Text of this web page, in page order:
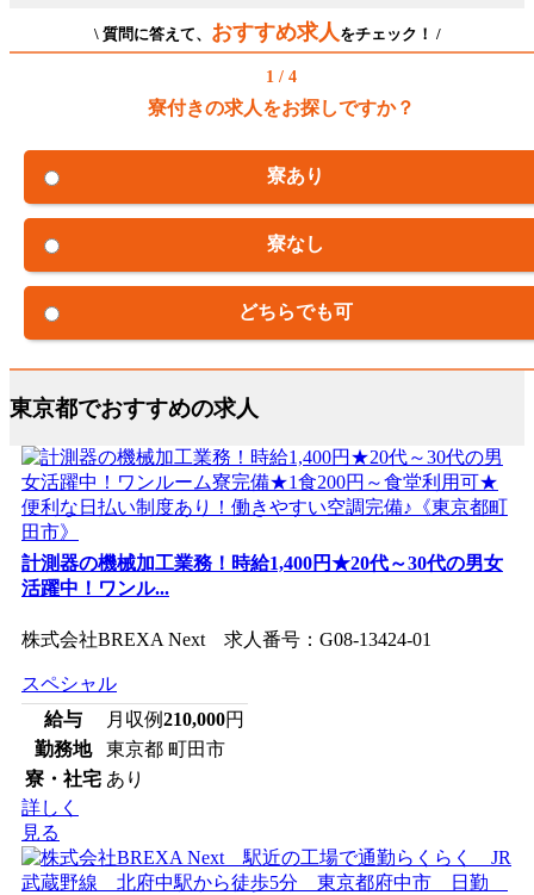
\ 質問に答えて、 おすすめ求人 をチェック！ /
1 / 4
寮付きの求人をお探しですか？
寮あり
寮なし
どちらでも可
東京都でおすすめの求人
計測器の機械加工業務！時給1,400円★20代～30代の男女
活躍中！ワンル...
株式会社BREXA Next 求人番号：G08-13424-01
スペシャル
給与
月収例210,000円
勤務地
東京都 町田市
寮・社宅 あり
詳しく
見る